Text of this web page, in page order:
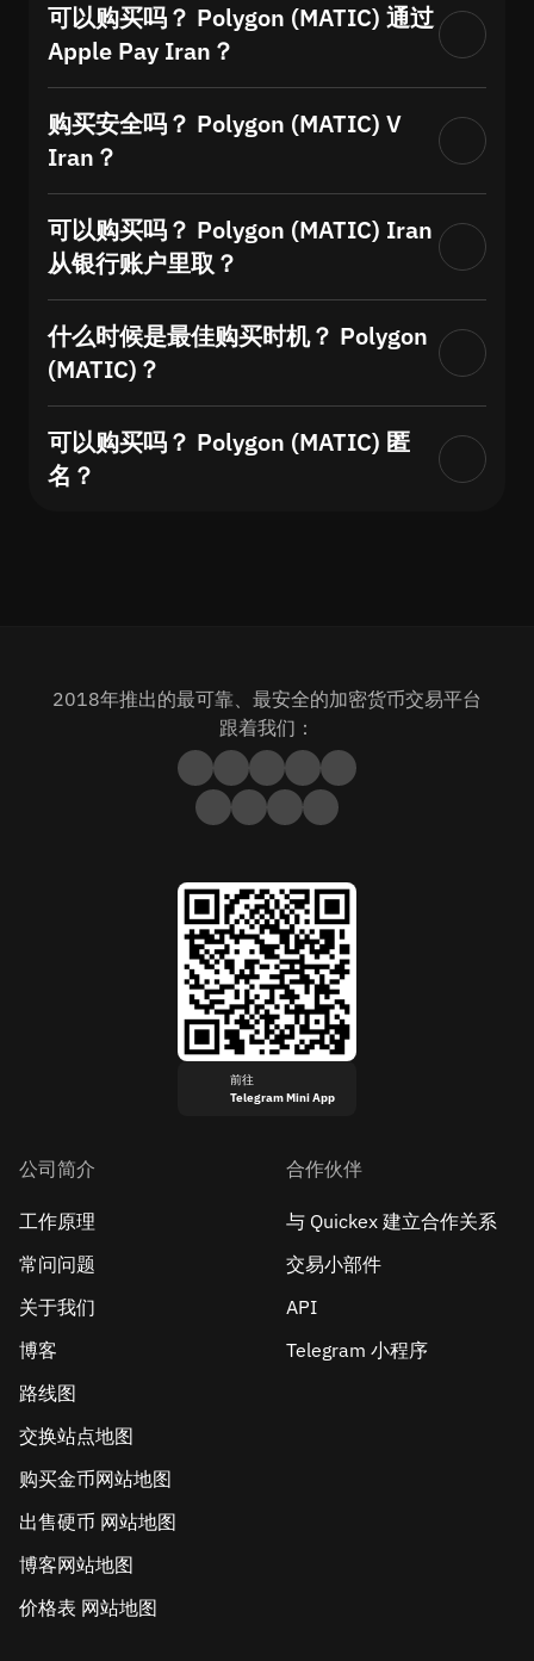
可以购买吗？ Polygon (MATIC) 通过
Apple Pay Iran？
购买安全吗？ Polygon (MATIC) V
Iran？
可以购买吗？ Polygon (MATIC) Iran
从银行账户里取？
什么时候是最佳购买时机？ Polygon
(MATIC)？
可以购买吗？ Polygon (MATIC) 匿
名？
2018年推出的最可靠、最安全的加密货币交易平台
跟着我们：
前往
Telegram Mini App
公司简介
工作原理
常问问题
关于我们
博客
路线图
交换站点地图
购买金币网站地图
出售硬币 网站地图
博客网站地图
价格表 网站地图
合作伙伴
与 Quickex 建立合作关系
交易小部件
API
Telegram 小程序